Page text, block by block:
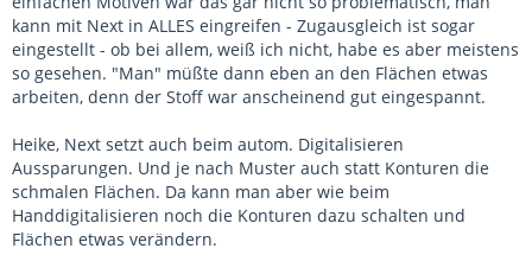
kann mit Next in ALLES eingreifen - Zugausgleich ist sogar
eingestellt - ob bei allem, weiß ich nicht, habe es aber meistens
so gesehen. "Man" müßte dann eben an den Flächen etwas
arbeiten, denn der Stoff war anscheinend gut eingespannt.
Heike, Next setzt auch beim autom. Digitalisieren
Aussparungen. Und je nach Muster auch statt Konturen die
schmalen Flächen. Da kann man aber wie beim
Handdigitalisieren noch die Konturen dazu schalten und
Flächen etwas verändern.